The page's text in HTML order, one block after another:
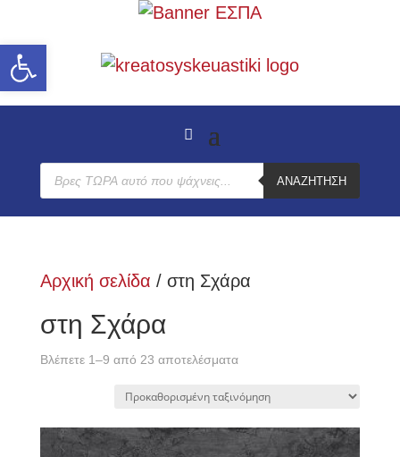
Products
search
ΑΝΑΖΉΤΗΣΗ
Αρχική σελίδα / στη Σχάρα
στη Σχάρα
Βλέπετε 1–9 από 23 αποτελέσματα
Ανοίξτε τη γραμμή εργαλείων